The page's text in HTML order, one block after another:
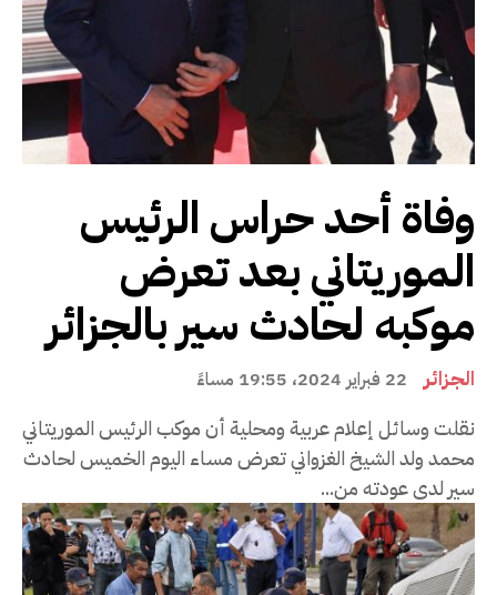
وفاة أحد حراس الرئيس
الموريتاني بعد تعرض
موكبه لحادث سير بالجزائر
الجزائر 22 فبراير 2024، 19:55 مساءً
نقلت وسائل إعلام عربية ومحلية أن موكب الرئيس الموريتاني
محمد ولد الشيخ الغزواني تعرض مساء اليوم الخميس لحادث
سير لدى عودته من...